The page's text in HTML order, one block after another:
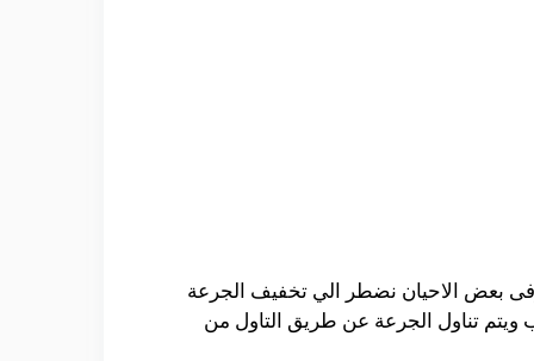
جانبية وفى بعض الاحيان نضطر الي تخفيف الجرعة
الطبيب ويتم تناول الجرعة عن طريق التاول من